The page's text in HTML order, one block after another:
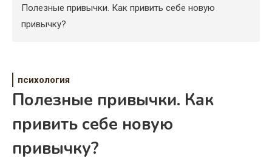
Психология
Дом
Жизнь
Хобби
Полезные привычки. Как привить себе новую
привычку?
психология
Полезные привычки. Как
привить себе новую
привычку?